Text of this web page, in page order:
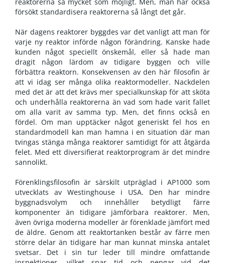
försökt standardisera reaktorerna så långt det går.
När dagens reaktorer byggdes var det vanligt att man för
varje ny reaktor införde någon förändring. Kanske hade
kunden något speciellt önskemål, eller så hade man
dragit någon lärdom av tidigare byggen och ville
förbättra reaktorn. Konsekvensen av den här filosofin är
att vi idag ser många olika reaktormodeller. Nackdelen
med det är att det krävs mer specialkunskap för att sköta
och underhålla reaktorerna än vad som hade varit fallet
om alla varit av samma typ. Men, det finns också en
fördel. Om man upptäcker något generiskt fel hos en
standardmodell kan man hamna i en situation där man
tvingas stänga många reaktorer samtidigt för att åtgärda
felet. Med ett diversifierat reaktorprogram är det mindre
sannolikt.
Förenklingsfilosofin är särskilt utpräglad i AP1000 som
utvecklats av Westinghouse i USA. Den har mindre
byggnadsvolym och innehåller betydligt färre
komponenter än tidigare jämförbara reaktorer. Men,
även övriga moderna modeller är förenklade jämfört med
de äldre. Genom att reaktortanken består av färre men
större delar än tidigare har man kunnat minska antalet
svetsar. Det i sin tur leder till mindre omfattande